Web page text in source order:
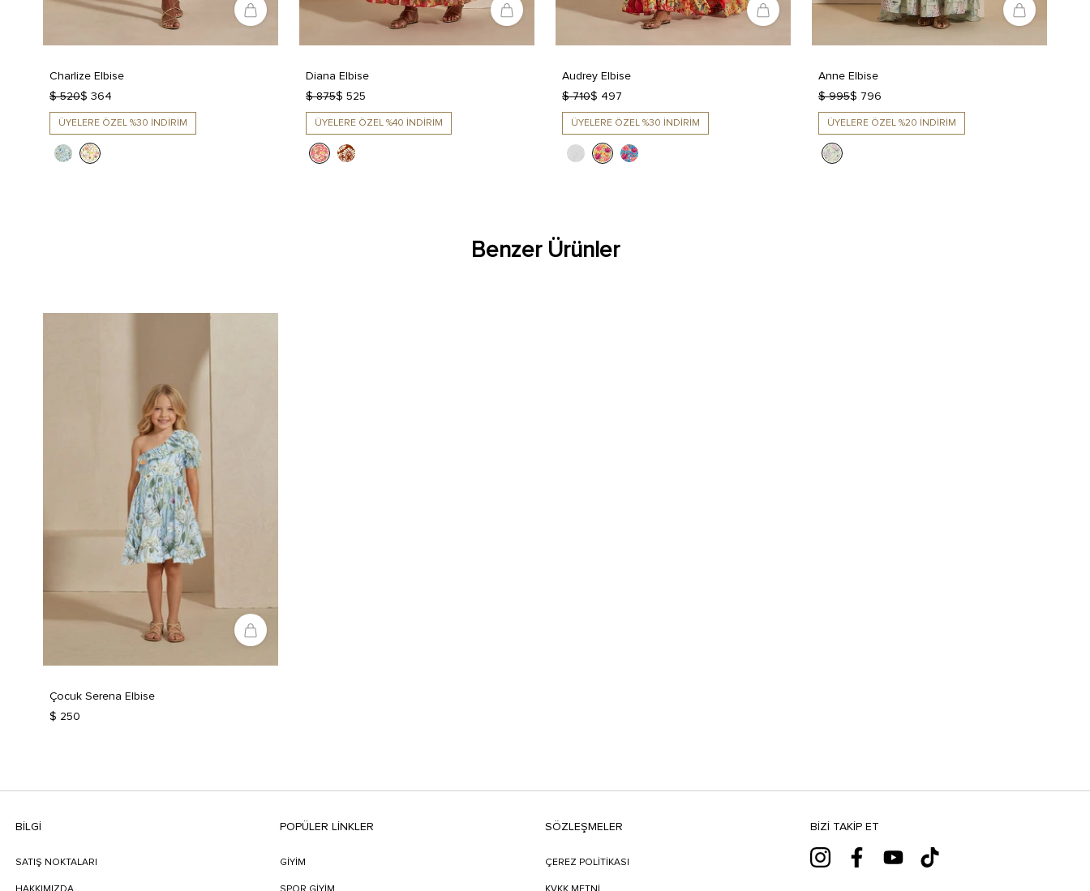
Charlize Elbise
$ 520$ 364
ÜYELERE ÖZEL %30 İNDİRİM
Diana Elbise
$ 875$ 525
ÜYELERE ÖZEL %40 İNDİRİM
Audrey Elbise
$ 710$ 497
ÜYELERE ÖZEL %30 İNDİRİM
Anne Elbise
$ 995$ 796
ÜYELERE ÖZEL %20 İNDİRİM
Benzer Ürünler
Çocuk Serena Elbise
$ 250
BILGI
SATIŞ NOKTALARI
POPÜLER LİNKLER
GİYİM
SÖZLEŞMELER
ÇEREZ POLİTİKASI
BIZI TAKIP ET